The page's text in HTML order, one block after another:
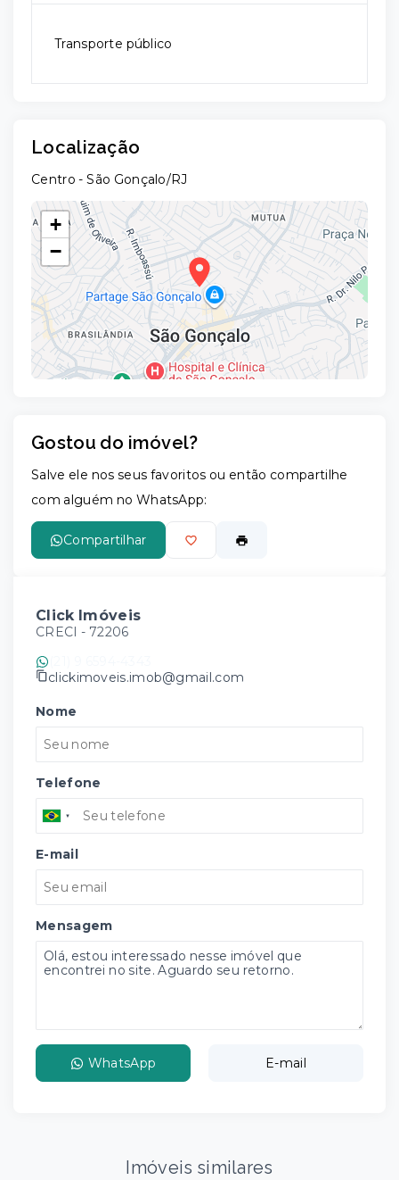
Transporte público
Localização
Centro - São Gonçalo/RJ
+
−
Gostou do imóvel?
Salve ele nos seus favoritos ou então compartilhe
com alguém no WhatsApp:
Compartilhar
Click Imóveis
CRECI - 72206
clickimoveis.imob@gmail.com
Nome
Telefone
E-mail
Mensagem
WhatsApp E-mail
Imóveis similares